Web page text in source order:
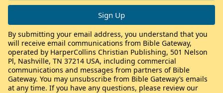
By submitting your email address, you understand that you
will receive email communications from Bible Gateway,
operated by HarperCollins Christian Publishing, 501 Nelson
Pl, Nashville, TN 37214 USA, including commercial
communications and messages from partners of Bible
Gateway. You may unsubscribe from Bible Gateway’s emails
at any time. If you have any questions, please review our